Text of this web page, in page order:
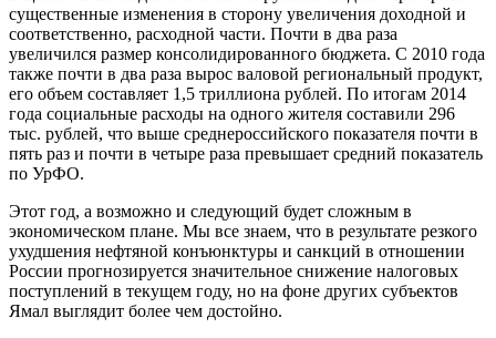
существенные изменения в сторону увеличения доходной и
соответственно, расходной части. Почти в два раза
увеличился размер консолидированного бюджета. С 2010 года
также почти в два раза вырос валовой региональный продукт,
его объем составляет 1,5 триллиона рублей. По итогам 2014
года социальные расходы на одного жителя составили 296
тыс. рублей, что выше среднероссийского показателя почти в
пять раз и почти в четыре раза превышает средний показатель
по УрФО.
Этот год, а возможно и следующий будет сложным в
экономическом плане. Мы все знаем, что в результате резкого
ухудшения нефтяной конъюнктуры и санкций в отношении
России прогнозируется значительное снижение налоговых
поступлений в текущем году, но на фоне других субъектов
Ямал выглядит более чем достойно.